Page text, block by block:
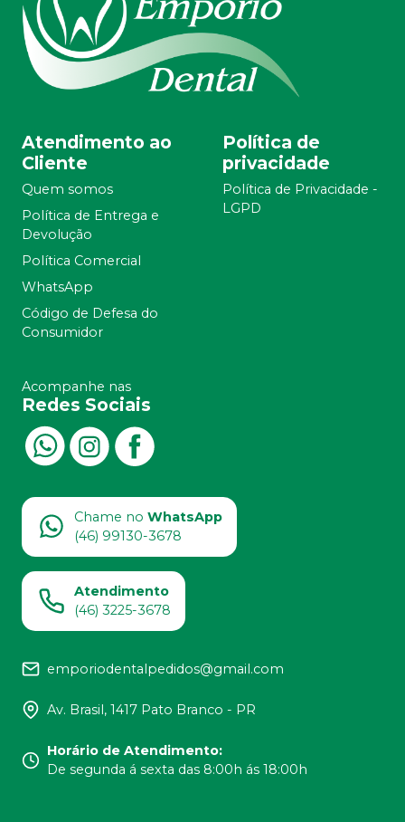
Atendimento ao
Cliente
Quem somos
Política de Entrega e
Devolução
Política Comercial
WhatsApp
Código de Defesa do
Consumidor
Política de
privacidade
Política de Privacidade -
LGPD
Acompanhe nas
Redes Sociais
Chame no WhatsApp
(46) 99130-3678
Atendimento
(46) 3225-3678
emporiodentalpedidos@gmail.com
Av. Brasil, 1417 Pato Branco - PR
Horário de Atendimento:
De segunda á sexta das 8:00h ás 18:00h